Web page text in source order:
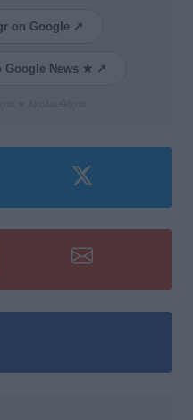
on Google ↗
Google News ★ ↗